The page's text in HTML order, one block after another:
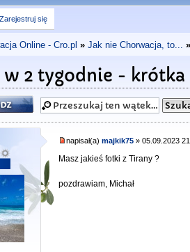
Zarejestruj się
Online - Cro.pl » Jak nie Chorwacja, to... »
2 tygodnie - krótka
napisał(a)majkik75 » 05.09.2023
Masz jakieś fotki z Tirany ?
pozdrawiam, Michał